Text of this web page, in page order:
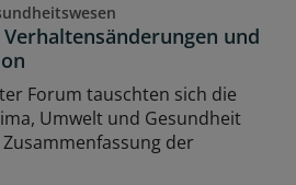
und
Forum tauschten sich die
Umwelt und Gesundheit
der